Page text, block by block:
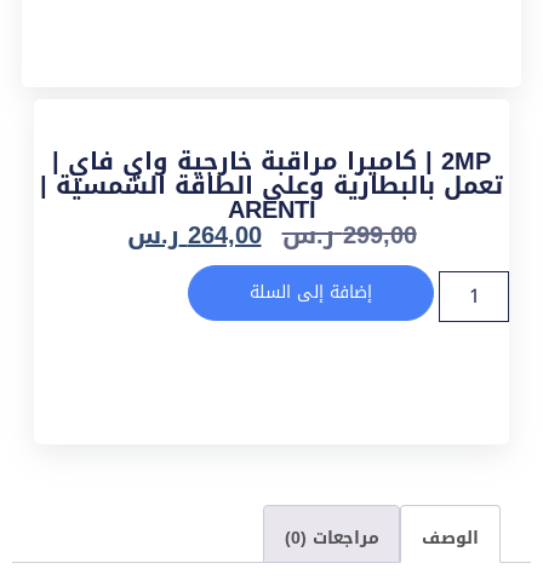
2MP | كاميرا مراقبة خارجية واي فاي |
تعمل بالبطارية وعلى الطاقة الشمسية |
ARENTI
299,00ر.س 264,00ر.س
إضافة إلى السلة
الوصف مراجعات (0)